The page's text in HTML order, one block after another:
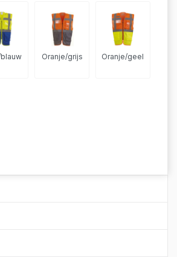
Oranje/grijs Oranje/geel